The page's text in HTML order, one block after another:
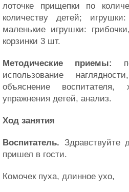
лоточке прищепки по
количеству детей;
маленькие игрушки:
корзинки 3 шт.
Методические приемы:
использование
объяснение воспитателя,
упражнения детей, анализ.
Ход занятия
Воспитатель. Здравствуйте
пришел в гости.
Комочек пуха, длинное ухо,